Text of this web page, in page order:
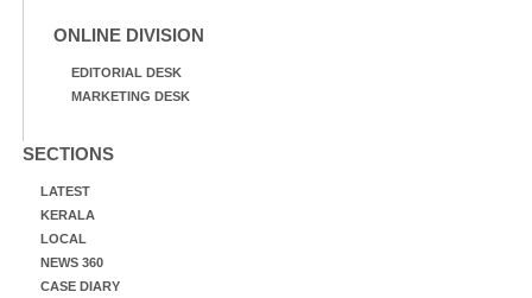
ONLINE DIVISION
EDITORIAL DESK
MARKETING DESK
SECTIONS
LATEST
KERALA
LOCAL
NEWS 360
CASE DIARY